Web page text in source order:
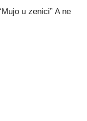
u zenici” A ne